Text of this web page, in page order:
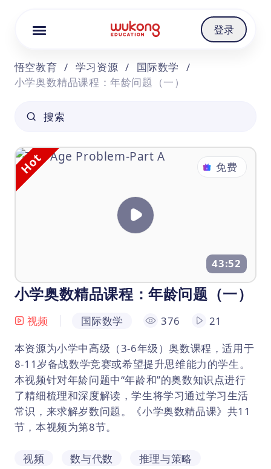
登录
悟空教育 / 学习资源 / 国际数学
/
小学奥数精品课程：年龄问题（一）
搜索
小学奥数精品课程：年龄问题（一）
视频 国际数学 376
21
本资源为小学中高级（3-6年级）奥数课程，适用于
8-11岁备战数学竞赛或希望提升思维能力的学生。
本视频针对年龄问题中“年龄和”的奥数知识点进行
了精细梳理和深度解读，学生将学习通过学习生活
常识，来求解岁数问题。《小学奥数精品课》共11
节，本视频为第8节。
视频 数与代数
推理与策略
Hot 免费
43:52